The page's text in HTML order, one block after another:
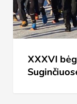
–
REZ,
FOTO
XXXVI